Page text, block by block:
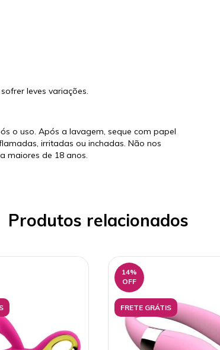
leves variações.
o uso. Após a lavagem, seque com papel
irritadas ou inchadas. Não nos
maiores de 18 anos.
Produtos relacionados
14%
OFF
FRETE GRÁTIS